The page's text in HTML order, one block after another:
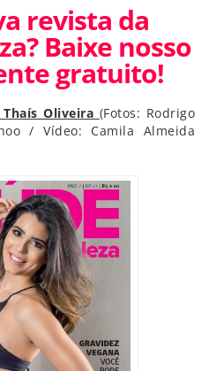
revista da
Baixe nosso
gratuito!
Thaís Oliveira (Fotos: Rodrigo
/ Vídeo: Camila Almeida